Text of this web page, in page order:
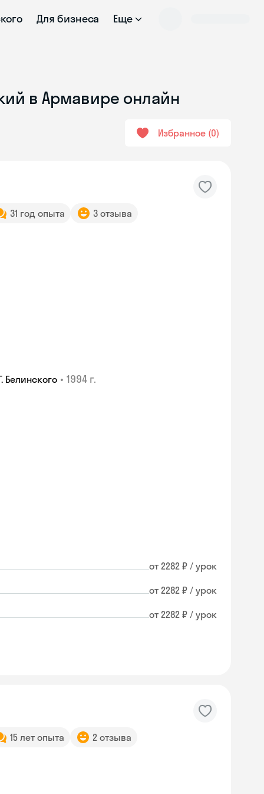
Для бизнеса Еще
в Армавире онлайн
Избранное 0
31 год опыта 3 отзыва
Белинского • 1994 г.
от 2282 ₽ / урок
от 2282 ₽ / урок
от 2282 ₽ / урок
15 лет опыта 2 отзыва